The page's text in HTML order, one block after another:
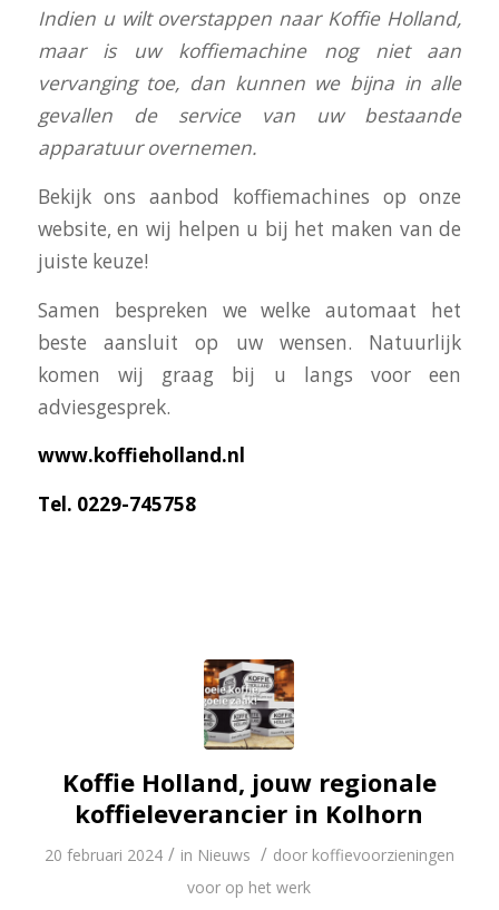
Indien u wilt overstappen naar Koffie Holland,
maar is uw koffiemachine nog niet aan
vervanging toe, dan kunnen we bijna in alle
gevallen de service van uw bestaande
apparatuur overnemen.
Bekijk ons aanbod koffiemachines op onze
website, en wij helpen u bij het maken van de
juiste keuze!
Samen bespreken we welke automaat het
beste aansluit op uw wensen. Natuurlijk
komen wij graag bij u langs voor een
adviesgesprek.
www.koffieholland.nl
Tel. 0229-745758
Koffie Holland, jouw regionale
koffieleverancier in Kolhorn
20 februari 2024 / in Nieuws / door koffievoorzieningen
voor op het werk